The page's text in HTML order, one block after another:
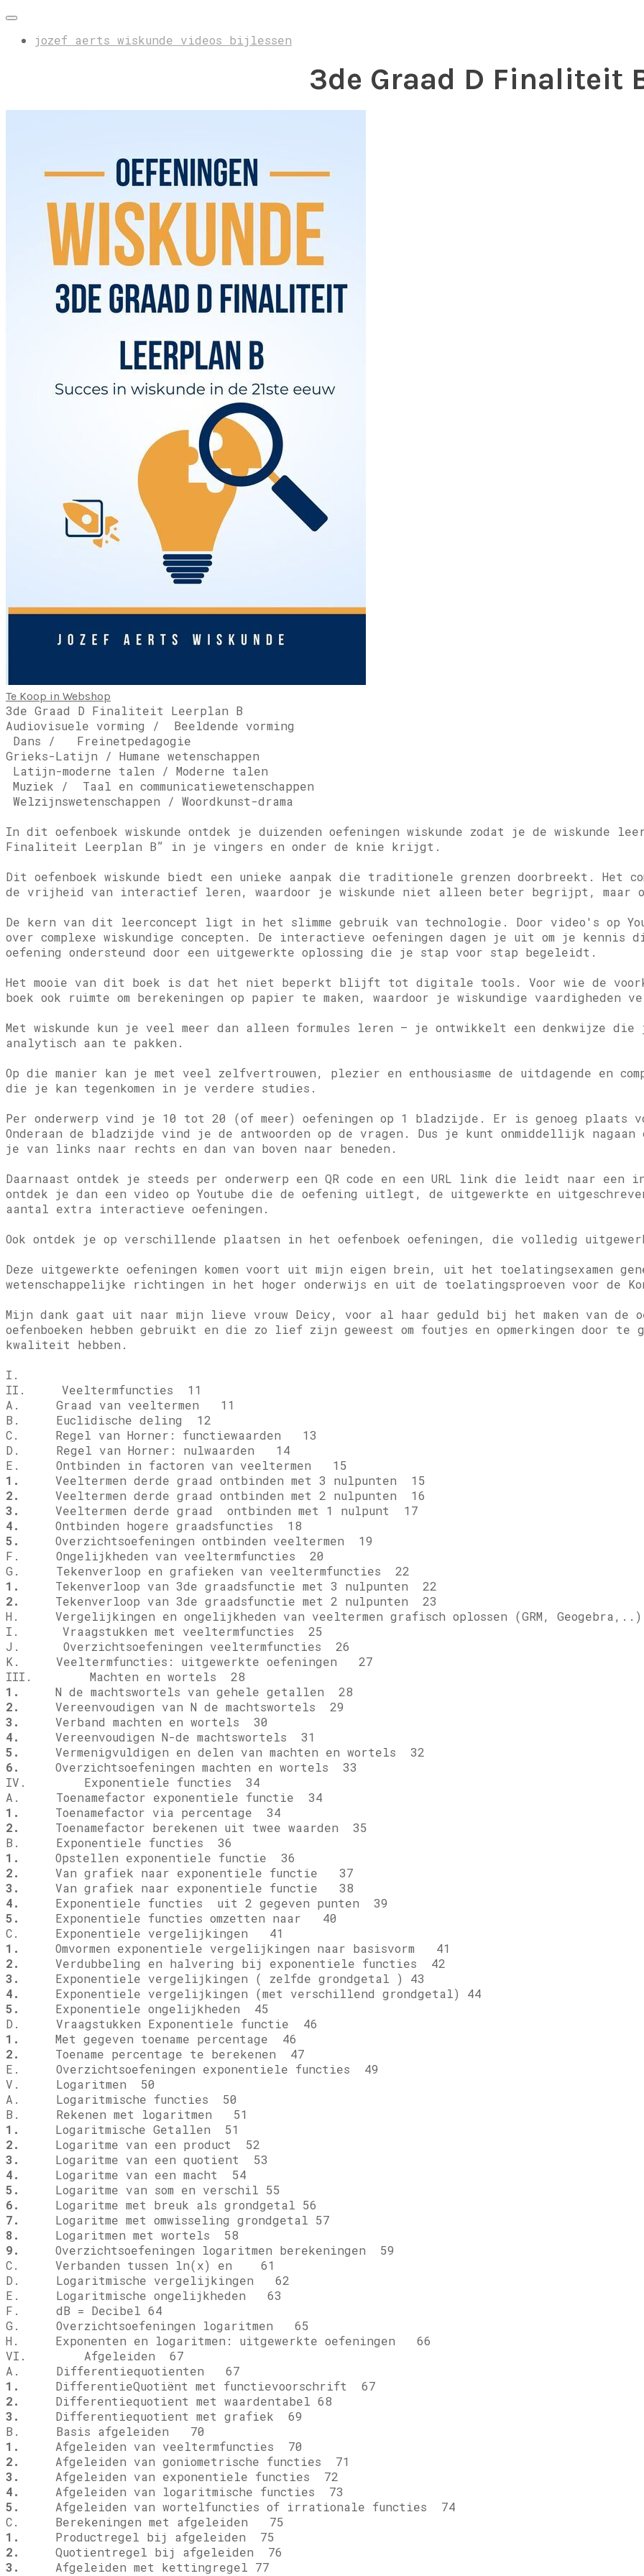
jozef aerts wiskunde videos bijlessen
3de Graad D Finaliteit
Te Koop in Webshop
3de Graad D Finaliteit Leerplan B
Audiovisuele vorming / Beeldende vorming
Dans / Freinetpedagogie
Grieks-Latijn / Humane wetenschappen
Latijn-moderne talen / Moderne talen
Muziek / Taal en communicatiewetenschappen
Welzijnswetenschappen / Woordkunst-drama
In dit oefenboek wiskunde ontdek je duizenden oefeningen wiskunde zodat je de wiskunde
Finaliteit Leerplan B” in je vingers en onder de knie krijgt.
Dit oefenboek wiskunde biedt een unieke aanpak die traditionele grenzen doorbreekt. Het
de vrijheid van interactief leren, waardoor je wiskunde niet alleen beter begrijpt, maar
De kern van dit leerconcept ligt in het slimme gebruik van technologie. Door video's op
over complexe wiskundige concepten. De interactieve oefeningen dagen je uit om je kennis
oefening ondersteund door een uitgewerkte oplossing die je stap voor stap begeleidt.
Het mooie van dit boek is dat het niet beperkt blijft tot digitale tools. Voor wie de
boek ook ruimte om berekeningen op papier te maken, waardoor je wiskundige vaardigheden
Met wiskunde kun je veel meer dan alleen formules leren – je ontwikkelt een denkwijze
analytisch aan te pakken.
Op die manier kan je met veel zelfvertrouwen, plezier en enthousiasme de uitdagende en
die je kan tegenkomen in je verdere studies.
Per onderwerp vind je 10 tot 20 (of meer) oefeningen op 1 bladzijde. Er is genoeg plaats
Onderaan de bladzijde vind je de antwoorden op de vragen. Dus je kunt onmiddellijk
je van links naar rechts en dan van boven naar beneden.
Daarnaast ontdek je steeds per onderwerp een QR code en een URL link die leidt naar een
ontdek je dan een video op Youtube die de oefening uitlegt, de uitgewerkte en
aantal extra interactieve oefeningen.
Ook ontdek je op verschillende plaatsen in het oefenboek oefeningen, die volledig
Deze uitgewerkte oefeningen komen voort uit mijn eigen brein, uit het toelatingsexamen
wetenschappelijke richtingen in het hoger onderwijs en uit de toelatingsproeven voor de
Mijn dank gaat uit naar mijn lieve vrouw Deicy, voor al haar geduld bij het maken van de
oefenboeken hebben gebruikt en die zo lief zijn geweest om foutjes en opmerkingen door te
kwaliteit hebben.
I.
II. Veeltermfuncties 11
A. Graad van veeltermen 11
B. Euclidische deling 12
C. Regel van Horner: functiewaarden 13
D. Regel van Horner: nulwaarden 14
E. Ontbinden in factoren van veeltermen 15
1.
Veeltermen derde graad ontbinden met 3 nulpunten 15
2.
Veeltermen derde graad ontbinden met 2 nulpunten 16
3.
Veeltermen derde graad ontbinden met 1 nulpunt 17
4.
Ontbinden hogere graadsfuncties 18
5.
Overzichtsoefeningen ontbinden veeltermen 19
F. Ongelijkheden van veeltermfuncties 20
G. Tekenverloop en grafieken van veeltermfuncties 22
1.
Tekenverloop van 3de graadsfunctie met 3 nulpunten 22
2.
Tekenverloop van 3de graadsfunctie met 2 nulpunten 23
H. Vergelijkingen en ongelijkheden van veeltermen grafisch oplossen (GRM,
I. Vraagstukken met veeltermfuncties 25
J. Overzichtsoefeningen veeltermfuncties 26
K. Veeltermfuncties: uitgewerkte oefeningen 27
III. Machten en wortels 28
1.
N de machtswortels van gehele getallen 28
2.
Vereenvoudigen van N de machtswortels 29
3.
Verband machten en wortels 30
4.
Vereenvoudigen N-de machtswortels 31
5.
Vermenigvuldigen en delen van machten en wortels 32
6.
Overzichtsoefeningen machten en wortels 33
IV. Exponentiele functies 34
A. Toenamefactor exponentiele functie 34
1.
Toenamefactor via percentage 34
2.
Toenamefactor berekenen uit twee waarden 35
B. Exponentiele functies 36
1.
Opstellen exponentiele functie 36
2.
Van grafiek naar exponentiele functie
37
3.
Van grafiek naar exponentiele functie
38
4.
Exponentiele functies
uit 2 gegeven punten 39
5.
Exponentiele functies omzetten naar
40
C. Exponentiele vergelijkingen 41
1.
Omvormen exponentiele vergelijkingen naar basisvorm 41
2.
Verdubbeling en halvering bij exponentiele functies 42
3.
Exponentiele vergelijkingen ( zelfde grondgetal ) 43
4.
Exponentiele vergelijkingen (met verschillend grondgetal) 44
5.
Exponentiele ongelijkheden 45
D. Vraagstukken Exponentiele functie 46
1.
Met gegeven toename percentage 46
2.
Toename percentage te berekenen 47
E. Overzichtsoefeningen exponentiele functies 49
V. Logaritmen 50
A. Logaritmische functies 50
B. Rekenen met logaritmen 51
1.
Logaritmische Getallen 51
2.
Logaritme van een product 52
3.
Logaritme van een quotient 53
4.
Logaritme van een macht 54
5.
Logaritme van som en verschil 55
6.
Logaritme met breuk als grondgetal 56
7.
Logaritme met omwisseling grondgetal 57
8.
Logaritmen met wortels 58
9.
Overzichtsoefeningen logaritmen berekeningen 59
C. Verbanden tussen ln(x) en
61
D. Logaritmische vergelijkingen 62
E. Logaritmische ongelijkheden 63
F. dB = Decibel 64
G. Overzichtsoefeningen logaritmen 65
H. Exponenten en logaritmen: uitgewerkte oefeningen 66
VI. Afgeleiden 67
A. Differentiequotienten 67
1.
DifferentieQuotiënt met functievoorschrift 67
2.
Differentiequotient met waardentabel 68
3.
Differentiequotient met grafiek 69
B. Basis afgeleiden 70
1.
Afgeleiden van veeltermfuncties 70
2.
Afgeleiden van goniometrische functies 71
3.
Afgeleiden van exponentiele functies 72
4.
Afgeleiden van logaritmische functies 73
5.
Afgeleiden van wortelfuncties of irrationale functies 74
C. Berekeningen met afgeleiden 75
1.
Productregel bij afgeleiden 75
2.
Quotientregel bij afgeleiden 76
3.
Afgeleiden met kettingregel 77